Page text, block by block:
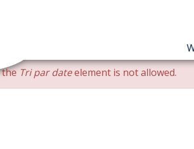
Tri par dateelement is not allowed.